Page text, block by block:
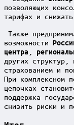
позволяющих
тарифах и снижать
Также
возможности
центра
других структур,
страхованием и
При комплексном
цепочках
поддержка
снизить риски и